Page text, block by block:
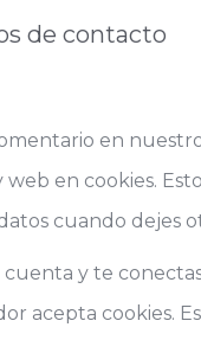
de contacto
en
en cookies.
cuando dejes
cuenta y te
acepta cookies.